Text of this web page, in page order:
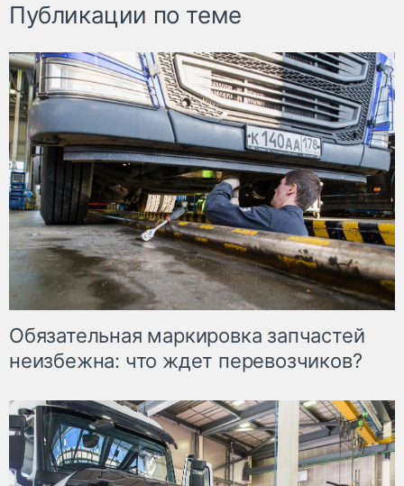
Публикации по теме
Обязательная маркировка запчастей
неизбежна: что ждет перевозчиков?